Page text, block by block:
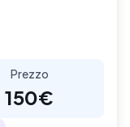
Prezzo
150€